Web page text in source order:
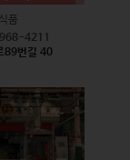
식품
4211
89번길 40